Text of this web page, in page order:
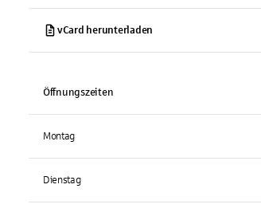
vCard herunterladen
Öffnungszeiten
Montag
Dienstag